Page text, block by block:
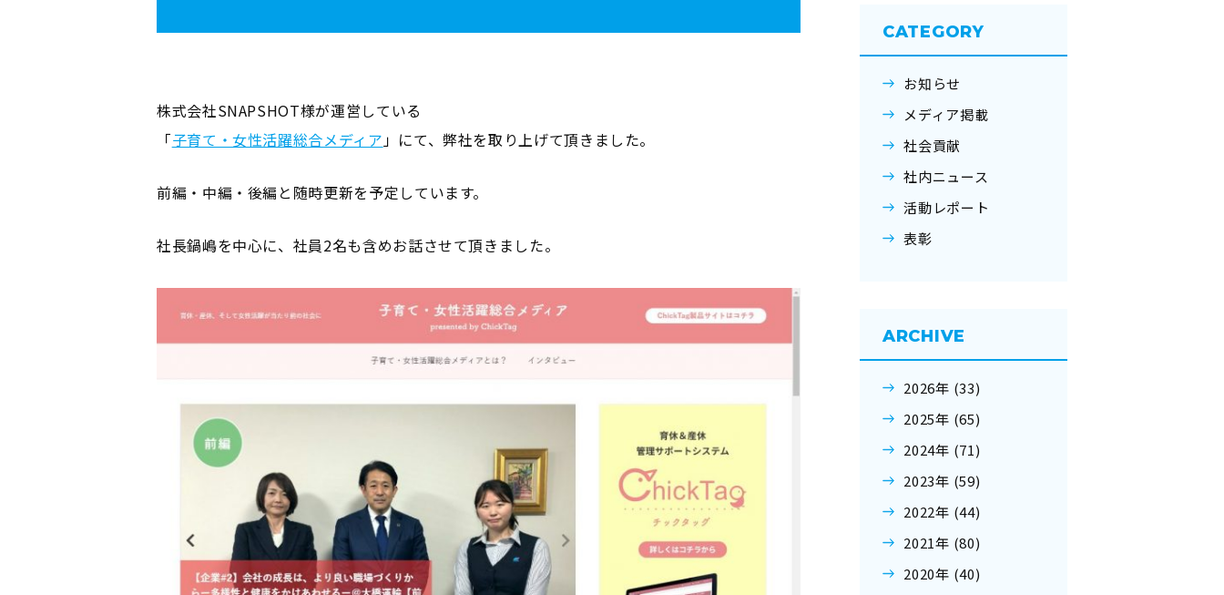
株式会社SNAPSHOT様が運営している
「子育て・女性活躍総合メディア」にて、弊社を取り上げて頂きました。
前編・中編・後編と随時更新を予定しています。
社長鍋嶋を中心に、社員2名も含めお話させて頂きました。
CATEGORY
お知らせ
メディア掲載
社会貢献
社内ニュース
活動レポート
表彰
ARCHIVE
2026年 (33)
2025年 (65)
2024年 (71)
2023年 (59)
2022年 (44)
2021年 (80)
2020年 (40)